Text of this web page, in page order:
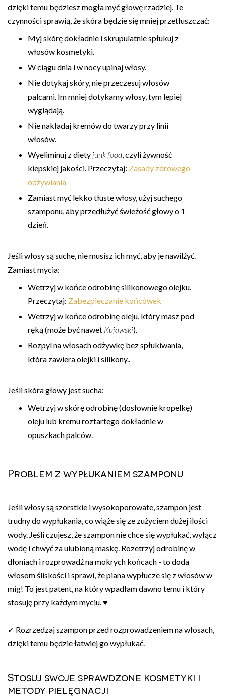
dzięki temu będziesz mogła myć głowę rzadziej. Te
czynności sprawią, że skóra będzie się mniej przetłuszczać:
Myj skórę dokładnie i skrupulatnie spłukuj z
włosów kosmetyki.
W ciągu dnia i w nocy upinaj włosy.
Nie dotykaj skóry, nie przeczesuj włosów
palcami. Im mniej dotykamy włosy, tym lepiej
wyglądają.
Nie nakładaj kremów do twarzy przy linii
włosów.
Wyeliminuj z diety junk food, czyli żywność
kiepskiej jakości. Przeczytaj: Zasady zdrowego
odżywiania
Zamiast myć lekko tłuste włosy, użyj suchego
szamponu, aby przedłużyć świeżość głowy o 1
dzień.
Jeśli włosy są suche, nie musisz ich myć, aby je nawilżyć.
Zamiast mycia:
Wetrzyj w końce odrobinę silikonowego olejku.
Przeczytaj: Zabezpieczanie końcówek
Wetrzyj w końce odrobinę oleju, który masz pod
ręką (może być nawet Kujawski).
Rozpyl na włosach odżywkę bez spłukiwania,
która zawiera olejki i silikony..
Jeśli skóra głowy jest sucha:
Wetrzyj w skórę odrobinę (dosłownie kropelkę)
oleju lub kremu roztartego dokładnie w
opuszkach palców.
Problem z wypłukaniem szamponu
Jeśli włosy są szorstkie i wysokoporowate, szampon jest
trudny do wypłukania, co wiąże się ze zużyciem dużej ilości
wody. Jeśli czujesz, że szampon nie chce się wypłukać, wyłącz
wodę i chwyć za ulubioną maskę. Rozetrzyj odrobinę w
dłoniach i rozprowadź na mokrych końcach - to doda
włosom śliskości i sprawi, że piana wypłucze się z włosów w
mig! To jest patent, na który wpadłam dawno temu i który
stosuję przy każdym myciu. ♥
✓ Rozrzedzaj szampon przed rozprowadzeniem na włosach,
dzięki temu będzie łatwiej go wypłukać.
Stosuj swoje sprawdzone kosmetyki i
metody pielęgnacji